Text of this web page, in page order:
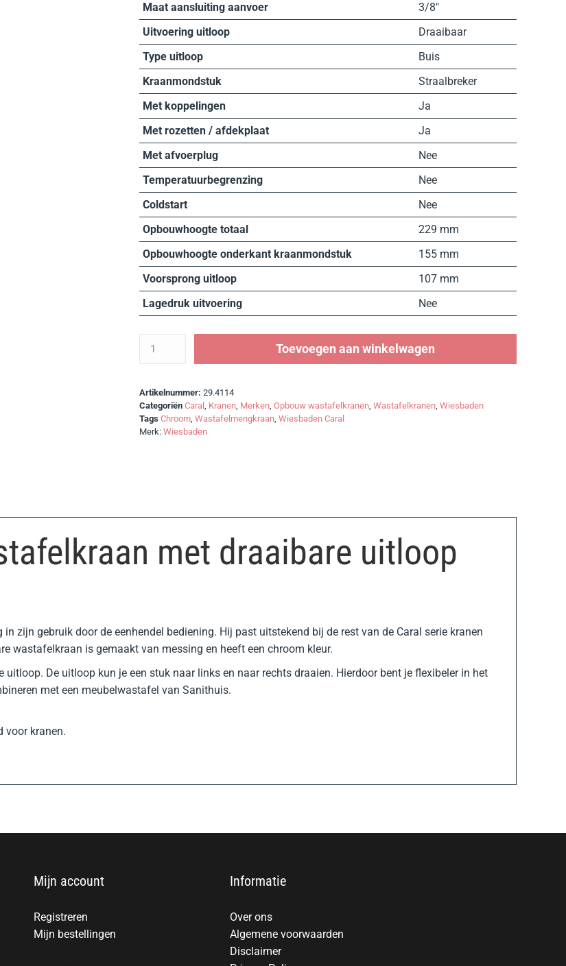
Maat aansluiting aanvoer
3/8″
Uitvoering uitloop
Draaibaar
Type uitloop
Buis
Kraanmondstuk
Straalbreker
Met koppelingen
Ja
Met rozetten / afdekplaat
Ja
Met afvoerplug
Nee
Temperatuurbegrenzing
Nee
Coldstart
Nee
Opbouwhoogte totaal
229 mm
Opbouwhoogte onderkant kraanmondstuk
155 mm
Voorsprong uitloop
107 mm
Lagedruk uitvoering
Nee
Toevoegen aan winkelwagen
Artikelnummer: 29.4114
Categoriën Caral , Kranen, Merken, Opbouw wastafelkranen, Wastafelkranen, Wiesbaden
Tags Chroom, Wastafelmengkraan, Wiesbaden Caral
Merk: Wiesbaden
met draaibare uitloop
zijn gebruik door de eenhendel bediening. Hij past uitstekend bij de rest van de Caral serie kranen
wastafelkraan is gemaakt van messing en heeft een chroom kleur.
De uitloop kun je een stuk naar links en naar rechts draaien. Hierdoor bent je flexibeler in het
met een meubelwastafel van Sanithuis.
voor kranen.
Mijn account
Registreren
Mijn bestellingen
Informatie
Over ons
Algemene voorwaarden
Disclaimer